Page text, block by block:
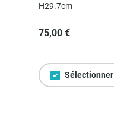
H29.7cm
75,00 €
Sélectionner